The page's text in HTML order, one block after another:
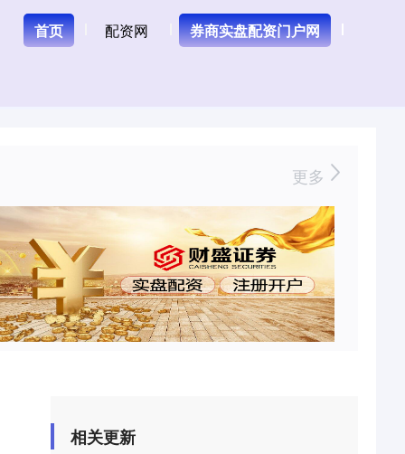
首页 配资网 券商实盘配资门户网
更多
相关更新